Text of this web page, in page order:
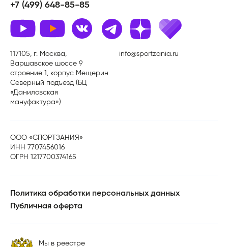
+7 (499) 648-85-85
117105, г. Москва,
Варшавское шоссе 9
строение 1, корпус Мещерин
Северный подъезд (БЦ
«Даниловская
мануфактура»)
info@sportzania.ru
ООО «СПОРТЗАНИЯ»
ИНН 7707456016
ОГРН 1217700374165
Политика обработки персональных данных
Публичная оферта
Мы в реестре